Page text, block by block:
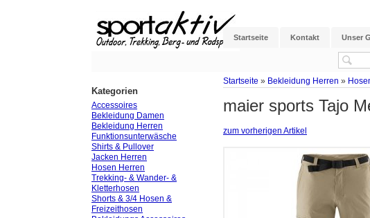
Startseite Kontakt Unser
Startseite » Bekleidung Herren »
maier sports Tajo
zum vorherigen Artikel
Kategorien
Accessoires
Bekleidung Damen
Bekleidung Herren
Funktionsunterwäsche
Shirts & Pullover
Jacken Herren
Hosen Herren
Trekking- & Wander- &
Kletterhosen
Shorts & 3/4 Hosen &
Freizeithosen